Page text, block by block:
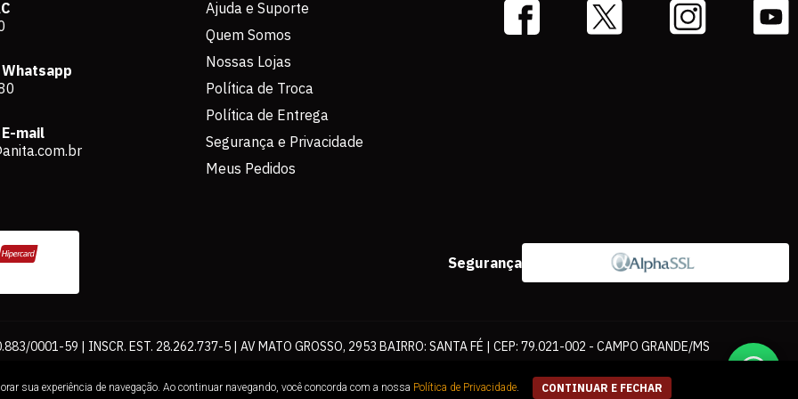
mail
Ajuda e Suporte
Quem Somos
Nossas Lojas
Política de Troca
Política de Entrega
Segurança e Privacidade
Meus Pedidos
Segurança
0001-59 | INSCR. EST. 28.262.737-5 | AV MATO GROSSO, 2953 BAIRRO: SANTA FÉ | CEP: 79.021-002 - CAMPO GRANDE/MS
Loja. É proibida a utilização total ou parcial sem nossa autorização.
sua experiência de navegação. Ao continuar navegando, você concorda com a nossa Política de Privacidade CONTINUAR E FECHAR